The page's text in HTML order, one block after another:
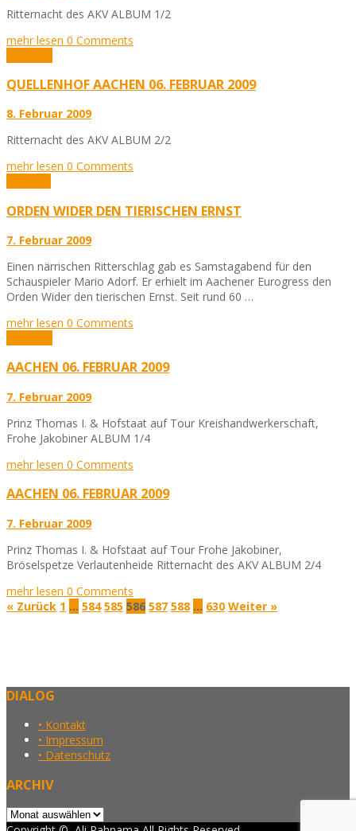
Ritternacht des AKV ALBUM 1/2
mehr lesen 0 Comments
QUELLENHOF AACHEN 06. FEBRUAR 2009
8. Februar 2009
Ritternacht des AKV ALBUM 2/2
mehr lesen 0 Comments
ORDEN WIDER DEN TIERISCHEN ERNST
7. Februar 2009
Einen närrischen Ritterschlag gab es Samstagabend für den
Schauspieler Mario Adorf. Er erhielt im Aachener Eurogress den
Orden Wider den tierischen Ernst. Seit rund 60 …
mehr lesen 0 Comments
AACHEN 06. FEBRUAR 2009
7. Februar 2009
Prinz Thomas I. & Hofstaat auf Tour Kreishandwerkerschaft,
Frohe Jakobiner ALBUM 1/4
mehr lesen 0 Comments
AACHEN 06. FEBRUAR 2009
7. Februar 2009
Prinz Thomas I. & Hofstaat auf Tour Frohe Jakobiner,
Bröselspetze Verlautenheide Ritternacht des AKV ALBUM 2/4
mehr lesen 0 Comments
« Zurück 1 … 584 585 586 587 588 … 630 Weiter »
DIALOG
• Kontakt
• Impressum
• Datenschutz
ARCHIV
Archiv